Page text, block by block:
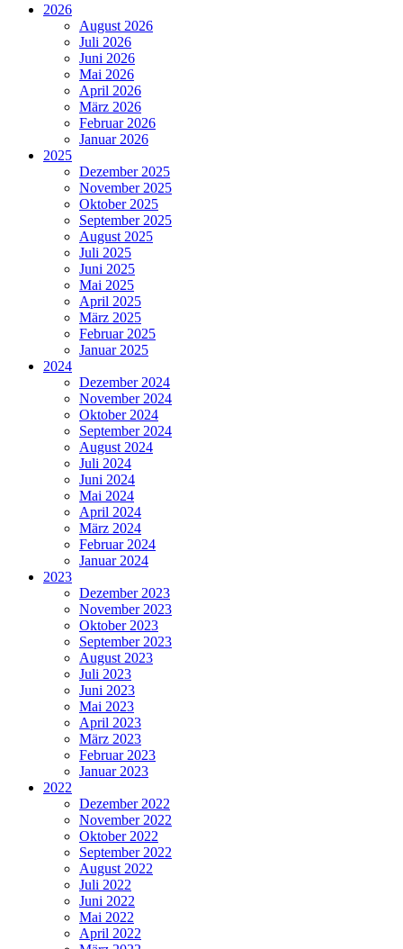
2026
August 2026
Juli 2026
Juni 2026
Mai 2026
April 2026
März 2026
Februar 2026
Januar 2026
2025
Dezember 2025
November 2025
Oktober 2025
September 2025
August 2025
Juli 2025
Juni 2025
Mai 2025
April 2025
März 2025
Februar 2025
Januar 2025
2024
Dezember 2024
November 2024
Oktober 2024
September 2024
August 2024
Juli 2024
Juni 2024
Mai 2024
April 2024
März 2024
Februar 2024
Januar 2024
2023
Dezember 2023
November 2023
Oktober 2023
September 2023
August 2023
Juli 2023
Juni 2023
Mai 2023
April 2023
März 2023
Februar 2023
Januar 2023
2022
Dezember 2022
November 2022
Oktober 2022
September 2022
August 2022
Juli 2022
Juni 2022
Mai 2022
April 2022